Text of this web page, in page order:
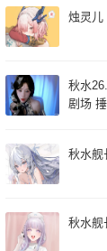
烛灵儿
秋水
剧场
秋水舰
秋水舰